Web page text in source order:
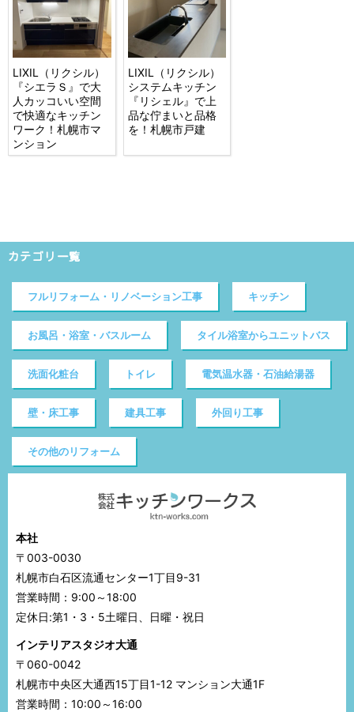
LIXIL（リクシル）
『シエラＳ』で大
人カッコいい空間
で快適なキッチン
ワーク！札幌市マ
ンション
LIXIL（リクシル）
システムキッチン
『リシェル』で上
品な佇まいと品格
を！札幌市戸建
カテゴリ一覧
フルリフォーム・リノベーション工事 キッチン
お風呂・浴室・バスルーム タイル浴室からユニットバス
洗面化粧台 トイレ 電気温水器・石油給湯器
壁・床工事 建具工事 外回り工事
その他のリフォーム
本社
〒003-0030
札幌市白石区流通センター1丁目9-31
営業時間：9:00～18:00
定休日:第1・3・5土曜日、日曜・祝日
インテリアスタジオ大通
〒060-0042
札幌市中央区大通西15丁目1-12 マンション大通1F
営業時間：10:00～16:00